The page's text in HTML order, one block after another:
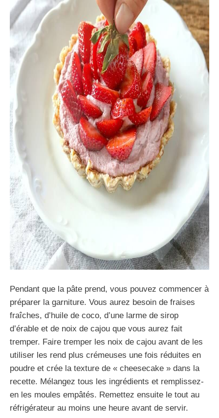
Pendant que la pâte prend, vous pouvez commencer à
préparer la garniture. Vous aurez besoin de fraises
fraîches, d’huile de coco, d’une larme de sirop
d’érable et de noix de cajou que vous aurez fait
tremper. Faire tremper les noix de cajou avant de les
utiliser les rend plus crémeuses une fois réduites en
poudre et crée la texture de « cheesecake » dans la
recette. Mélangez tous les ingrédients et remplissez-
en les moules empâtés. Remettez ensuite le tout au
réfrigérateur au moins une heure avant de servir.